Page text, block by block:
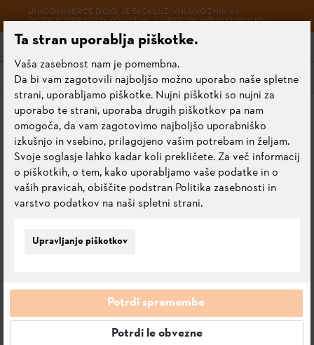
UNICOMMERCE D.O.O. JE EKSKLUZIVNI UVOZNIK IN
DISTRIBUTER IZDELKOV STIHL ZA REPUBLIKO SLOVENIJO.
Meni
Začetna stran Sedežne kosilnice
SEDEŽNE KOSILNICE
Upravljanje piškotkov
Ta stran uporablja piškotke.
Vaša zasebnost nam je pomembna.
Da bi vam zagotovili najboljšo možno uporabo naše spletne
strani, uporabljamo piškotke. Nujni piškotki so nujni za
uporabo te strani, uporaba drugih piškotkov pa nam
omogoča, da vam zagotovimo najboljšo uporabniško
izkušnjo in vsebino, prilagojeno vašim potrebam in željam.
Svoje soglasje lahko kadar koli prekličete. Za več informacij
o piškotkih, o tem, kako uporabljamo vaše podatke in o
vaših pravicah, obiščite podstran Politika zasebnosti in
varstvo podatkov na naši spletni strani.
Potrdi spremembe
Potrdi le obvezne